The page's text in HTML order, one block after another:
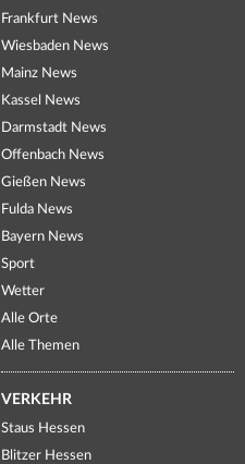
Frankfurt News
Wiesbaden News
Mainz News
Kassel News
Darmstadt News
Offenbach News
Gießen News
Fulda News
Bayern News
Sport
Wetter
Alle Orte
Alle Themen
VERKEHR
Staus Hessen
Blitzer Hessen